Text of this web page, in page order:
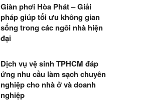
Giàn phơi Hòa Phát – Giải
pháp giúp tối ưu không gian
sống trong các ngôi nhà hiện
đại
Dịch vụ vệ sinh TPHCM đáp
ứng nhu cầu làm sạch chuyên
nghiệp cho nhà ở và doanh
nghiệp